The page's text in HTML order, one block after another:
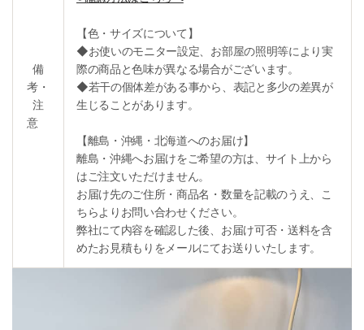
備
考・
注
意
【色・サイズについて】
◆お使いのモニター設定、お部屋の照明等により実
際の商品と色味が異なる場合がございます。
◆若干の個体差がある事から、表記と多少の差異が
生じることがあります。
【離島・沖縄・北海道へのお届け】
離島・沖縄へお届けをご希望の方は、サイト上から
はご注文いただけません。
お届け先のご住所・商品名・数量を記載のうえ、こ
ちらよりお問い合わせください。
弊社にて内容を確認した後、お届け可否・送料を含
めたお見積もりをメールにてお送りいたします。